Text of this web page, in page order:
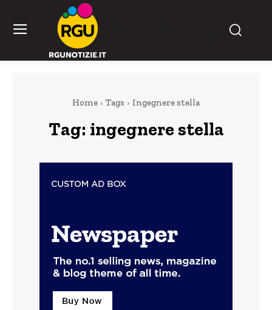
Home Tags Ingegnere stella
Tag: ingegnere stella